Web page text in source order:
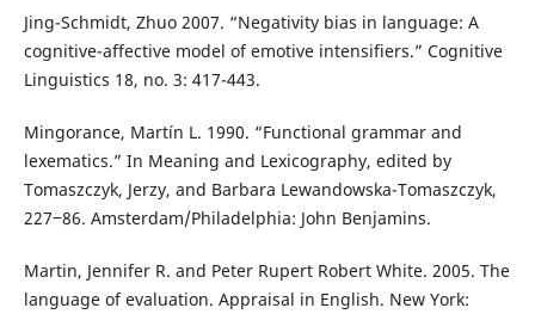
Jing-Schmidt, Zhuo 2007. “Negativity bias in language: A
cognitive-affective model of emotive intensifiers.” Cognitive
Linguistics 18, no. 3: 417-443.
Mingorance, Martín L. 1990. “Functional grammar and
lexematics.” In Meaning and Lexicography, edited by
Tomaszczyk, Jerzy, and Barbara Lewandowska-Tomaszczyk,
227‒86. Amsterdam/Philadelphia: John Benjamins.
Martin, Jennifer R. and Peter Rupert Robert White. 2005. The
language of evaluation. Appraisal in English. New York: